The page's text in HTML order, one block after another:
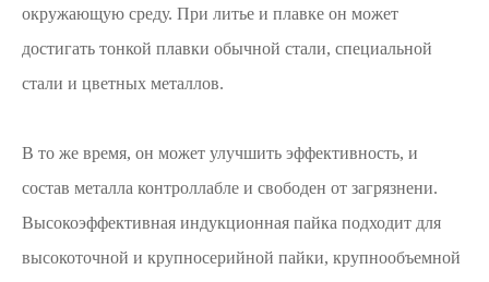
окружающую среду. При литье и плавке он может
достигать тонкой плавки обычной стали, специальной
стали и цветных металлов.
В то же время, он может улучшить эффективность, и
состав металла контроллабле и свободен от загрязнени.
Высокоэффективная индукционная пайка подходит для
высокоточной и крупносерийной пайки, крупнообъемной